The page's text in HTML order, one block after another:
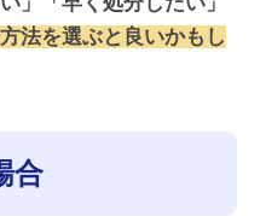
法を選ぶと良いかもし
合